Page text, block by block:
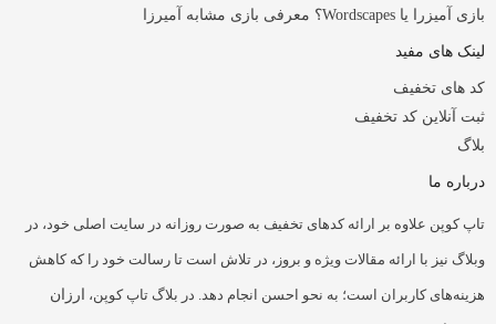
بازی آمیزرا یا Wordscapes؟ معرفی بازی مشابه آمیرزا
لینک های مفید
کد های تخفیف
ثبت آنلاین کد تخفیف
بلاگ
درباره ما
تاپ کوپن علاوه بر ارائه کدهای تخفیف به صورت روزانه در سایت اصلی خود، در
وبلاگ نیز با ارائه مقالات ویژه و بروز، در تلاش است تا رسالت خود را که کاهش
هزینه‌های کاربران است؛ به نحو احسن انجام دهد. در بلاگ تاپ کوپن، ارزان